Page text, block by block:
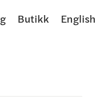
Butikk English